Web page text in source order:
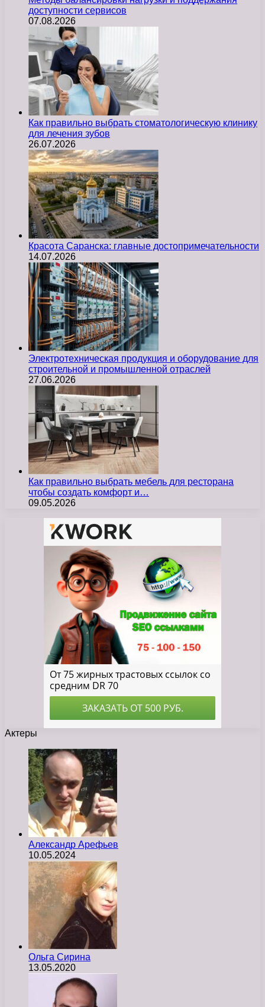
доступности сервисов
07.08.2026
Как правильно выбрать стоматологическую клинику
для лечения зубов
26.07.2026
Красота Саранска: главные достопримечательности
14.07.2026
Электротехническая продукция и оборудование для
строительной и промышленной отраслей
27.06.2026
Как правильно выбрать мебель для ресторана
чтобы создать комфорт и…
09.05.2026
Актеры
Александр Арефьев
10.05.2024
Ольга Сирина
13.05.2020